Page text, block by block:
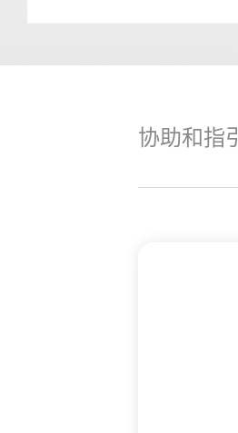
协助和指引